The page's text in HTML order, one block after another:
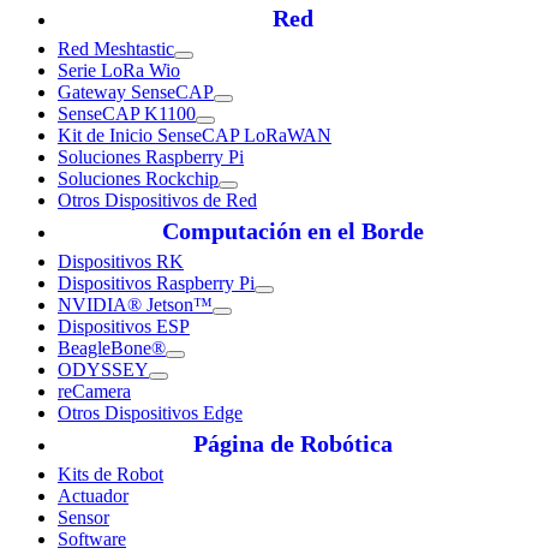
Red
Red Meshtastic
Serie LoRa Wio
Gateway SenseCAP
SenseCAP K1100
Kit de Inicio SenseCAP LoRaWAN
Soluciones Raspberry Pi
Soluciones Rockchip
Otros Dispositivos de Red
Computación en el Borde
Dispositivos RK
Dispositivos Raspberry Pi
NVIDIA® Jetson™
Dispositivos ESP
BeagleBone®
ODYSSEY
reCamera
Otros Dispositivos Edge
Página de Robótica
Kits de Robot
Actuador
Sensor
Software